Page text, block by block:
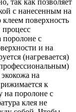
с нанесенным на
поверхность
поролоне с
и на
(нагревается)
на
к
на поролоне с
клея не